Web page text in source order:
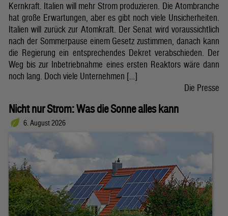
Kernkraft. Italien will mehr Strom produzieren. Die Atombranche
hat große Erwartungen, aber es gibt noch viele Unsicherheiten.
Italien will zurück zur Atomkraft. Der Senat wird voraussichtlich
nach der Sommerpause einem Gesetz zustimmen, danach kann
die Regierung ein entsprechendes Dekret verabschieden. Der
Weg bis zur Inbetriebnahme eines ersten Reaktors wäre dann
noch lang. Doch viele Unternehmen […]
Die Presse
Nicht nur Strom: Was die Sonne alles kann
6. August 2026